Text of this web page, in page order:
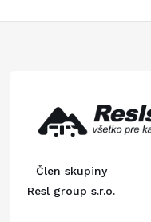
Člen skupiny
Resl group s.r.o.